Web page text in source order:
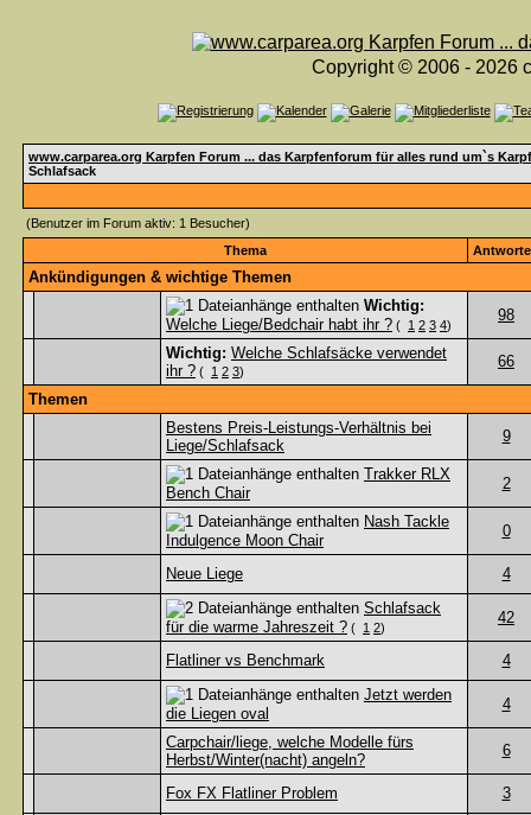
Copyright © 2006 - 2026
www.carparea.org Karpfen Forum ... das Karpfenforum für alles rund um`s
Schlafsack
(Benutzer im Forum aktiv: 1 Besucher)
Thema
Ankündigungen & wichtige Themen
Wichtig:
Welche Liege/Bedchair habt ihr ? ( 1 2 3 4)
98
Wichtig: Welche Schlafsäcke verwendet
ihr ? ( 1 2 3)
66
Themen
Bestens Preis-Leistungs-Verhältnis bei
Liege/Schlafsack
9
Trakker RLX
Bench Chair
2
Nash Tackle
Indulgence Moon Chair
0
Neue Liege
4
Schlafsack
für die warme Jahreszeit ? ( 1 2)
42
Flatliner vs Benchmark
4
Jetzt werden
die Liegen oval
4
Carpchair/liege, welche Modelle fürs
Herbst/Winter(nacht) angeln?
6
Fox FX Flatliner Problem 3